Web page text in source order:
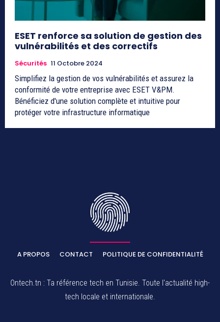
ESET renforce sa solution de gestion des
vulnérabilités et des correctifs
Sécurités 11 Octobre 2024
Simplifiez la gestion de vos vulnérabilités et assurez la
conformité de votre entreprise avec ESET V&PM.
Bénéficiez d'une solution complète et intuitive pour
protéger votre infrastructure informatique
A PROPOS CONTACT POLITIQUE DE CONFIDENTIALITÉ
Ontech.tn : Ta référence tech en Tunisie. Toute l'actualité high-
tech locale et internationale.